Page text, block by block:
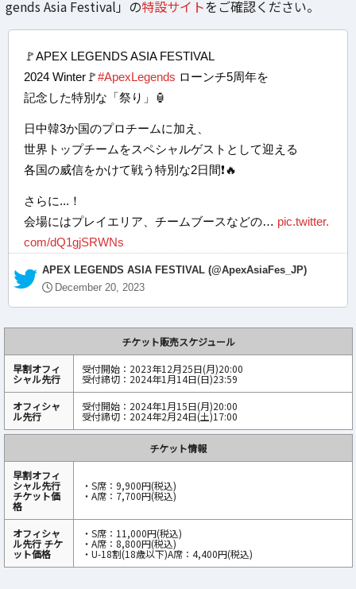
gends Asia Festival」の特設サイトをご確認ください。
🚩APEX LEGENDS ASIA FESTIVAL
2024 Winter🚩#ApexLegends ローンチ5周年を
記念した特別な「祭り」🏮
日中韓3か国のプロチームに加え、
世界トップチームをスペシャルゲストとして迎える
各国の威信をかけて戦う特別な2日間❗️🔥
さらに...！
会場にはプレイエリア、チームブースなどの… pic.twitter.
com/dQ1gjSRWNs
— APEX LEGENDS ASIA FESTIVAL (@ApexAsiaFes_JP)
December 20, 2023
チケット販売スケジュール
早割オフィ
シャル先行
受付開始：2023年12月25日(月)20:00
受付締切：2024年1月14日(日)23:59
オフィシャ
ル先行
受付開始：2024年1月15日(月)20:00
受付締切：2024年2月24日(土)17:00
チケット情報
早割オフィ
シャル先行
チケット価
格
・S席：9,900円(税込)
・A席：7,700円(税込)
オフィシャ
ル先行 チケ
ット価格
・S席：11,000円(税込)
・A席：8,800円(税込)
・U-18割(18歳以下)A席：4,400円(税込)